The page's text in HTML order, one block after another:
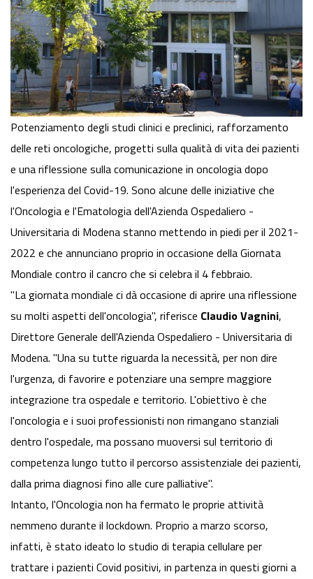
Potenziamento degli studi clinici e preclinici, rafforzamento
delle reti oncologiche, progetti sulla qualità di vita dei pazienti
e una riflessione sulla comunicazione in oncologia dopo
l'esperienza del Covid-19. Sono alcune delle iniziative che
l'Oncologia e l'Ematologia dell'Azienda Ospedaliero -
Universitaria di Modena stanno mettendo in piedi per il 2021-
2022 e che annunciano proprio in occasione della Giornata
Mondiale contro il cancro che si celebra il 4 febbraio.
"La giornata mondiale ci dà occasione di aprire una riflessione
su molti aspetti dell'oncologia", riferisce Claudio Vagnini,
Direttore Generale dell'Azienda Ospedaliero - Universitaria di
Modena. "Una su tutte riguarda la necessità, per non dire
l'urgenza, di favorire e potenziare una sempre maggiore
integrazione tra ospedale e territorio. L'obiettivo è che
l'oncologia e i suoi professionisti non rimangano stanziali
dentro l'ospedale, ma possano muoversi sul territorio di
competenza lungo tutto il percorso assistenziale dei pazienti,
dalla prima diagnosi fino alle cure palliative".
Intanto, l'Oncologia non ha fermato le proprie attività
nemmeno durante il lockdown. Proprio a marzo scorso,
infatti, è stato ideato lo studio di terapia cellulare per
trattare i pazienti Covid positivi, in partenza in questi giorni a